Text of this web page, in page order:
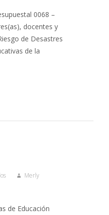
0068 –
docentes y
de Desastres
de la
Merly
de Educación